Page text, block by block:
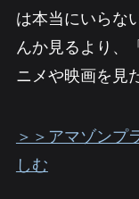
は本当にいらな
んか見るより、「
ニメや映画を見
＞＞アマゾンプ
しむ